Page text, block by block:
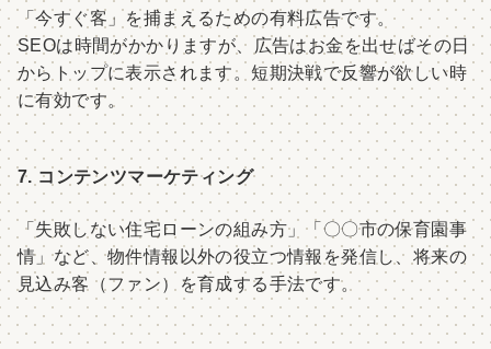
「今すぐ客」を捕まえるための有料広告です。
SEOは時間がかかりますが、広告はお金を出せばその日
からトップに表示されます。短期決戦で反響が欲しい時
に有効です。
7. コンテンツマーケティング
「失敗しない住宅ローンの組み方」「〇〇市の保育園事
情」など、物件情報以外の役立つ情報を発信し、将来の
見込み客（ファン）を育成する手法です。